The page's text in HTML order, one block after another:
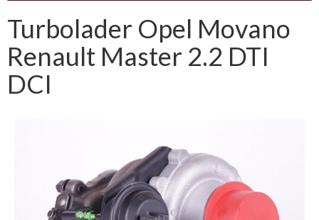
Turbolader Opel Movano
Renault Master 2.2 DTI
DCI